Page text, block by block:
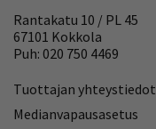
Rantakatu 10 / PL 45
67101 Kokkola
Puh: 020 750 4469
Tuottajan yhteystiedot
Medianvapausasetus